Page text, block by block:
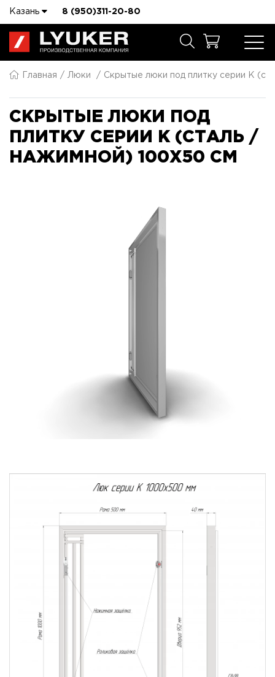
Казань 8 (950)311-20-80
Главная Люки Скрытые люки под плитку серии K
СКРЫТЫЕ ЛЮКИ ПОД
ПЛИТКУ СЕРИИ K (СТАЛЬ /
НАЖИМНОЙ) 100X50 СМ